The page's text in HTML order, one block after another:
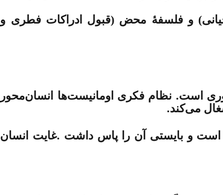
و فلسفۀ محض (قبول ادراکات فطری و
است. نظام فکری اومانیست‌‏ها انسان‌‏محور
می‌‏کند.
.غایت انسان